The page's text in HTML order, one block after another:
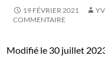
19 FÉVRIER 2021
COMMENTAIRE
Modifié le 30 juillet